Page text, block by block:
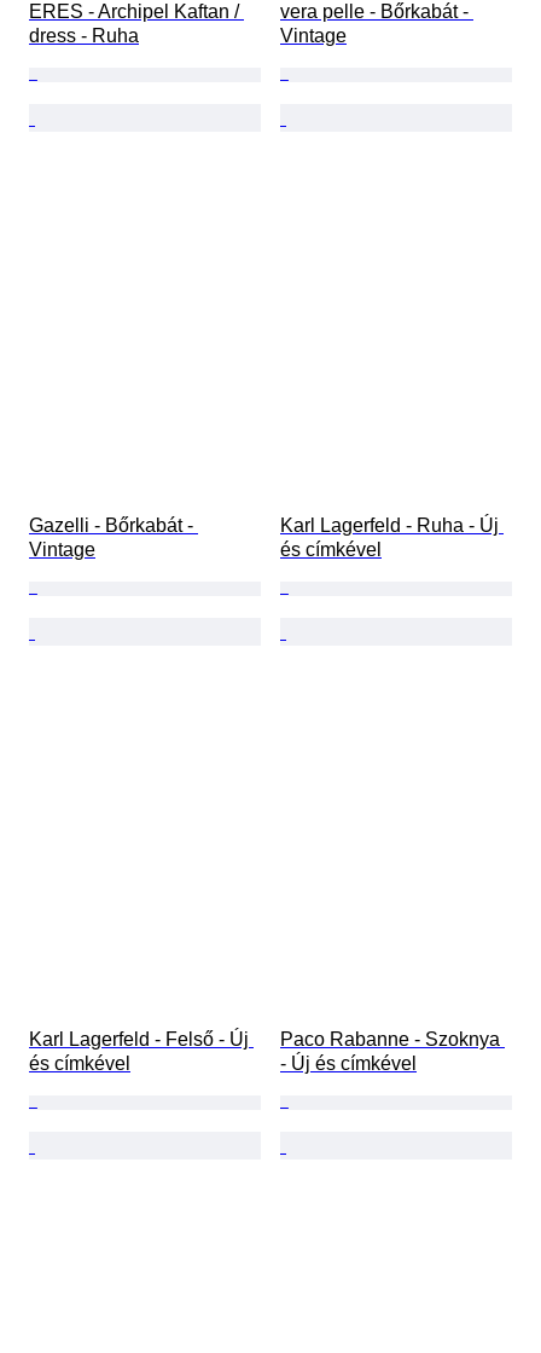
ERES - Archipel Kaftan /
dress - Ruha
vera pelle - Bőrkabát -
Vintage
Gazelli - Bőrkabát -
Vintage
Karl Lagerfeld - Ruha - Új
és címkével
Karl Lagerfeld - Felső - Új
és címkével
Paco Rabanne - Szoknya
- Új és címkével